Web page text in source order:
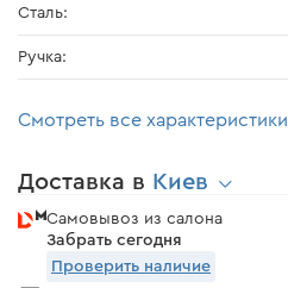
Сталь:
Ручка:
Смотреть все характеристики
Доставка в Киев
Самовывоз из салона
Забрать сегодня
Проверить наличие